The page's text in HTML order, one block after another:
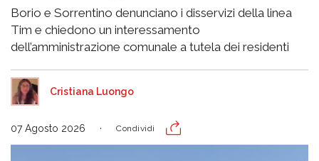
Borio e Sorrentino denunciano i disservizi della linea
Tim e chiedono un interessamento
dell’amministrazione comunale a tutela dei residenti
Cristiana Luongo
07 Agosto 2026 Condividi